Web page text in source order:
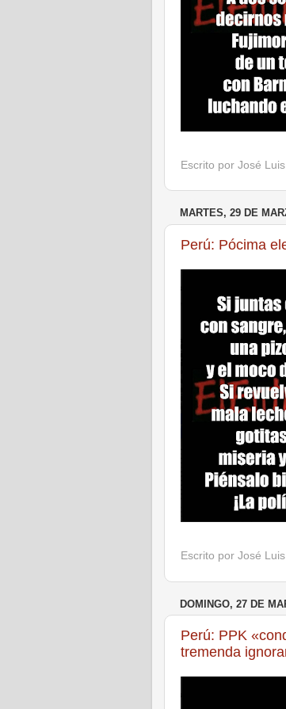
Escrito por José
MARTES, 29 DE
Perú: Pócima
Escrito por José
DOMINGO, 27 DE
Perú: PPK
tremenda